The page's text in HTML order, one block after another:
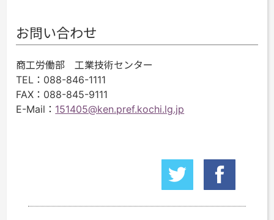
お問い合わせ
商工労働部 工業技術センター
TEL ：088-846-1111
FAX ：088-845-9111
E-Mail ： 151405@ken.pref.kochi.lg.jp